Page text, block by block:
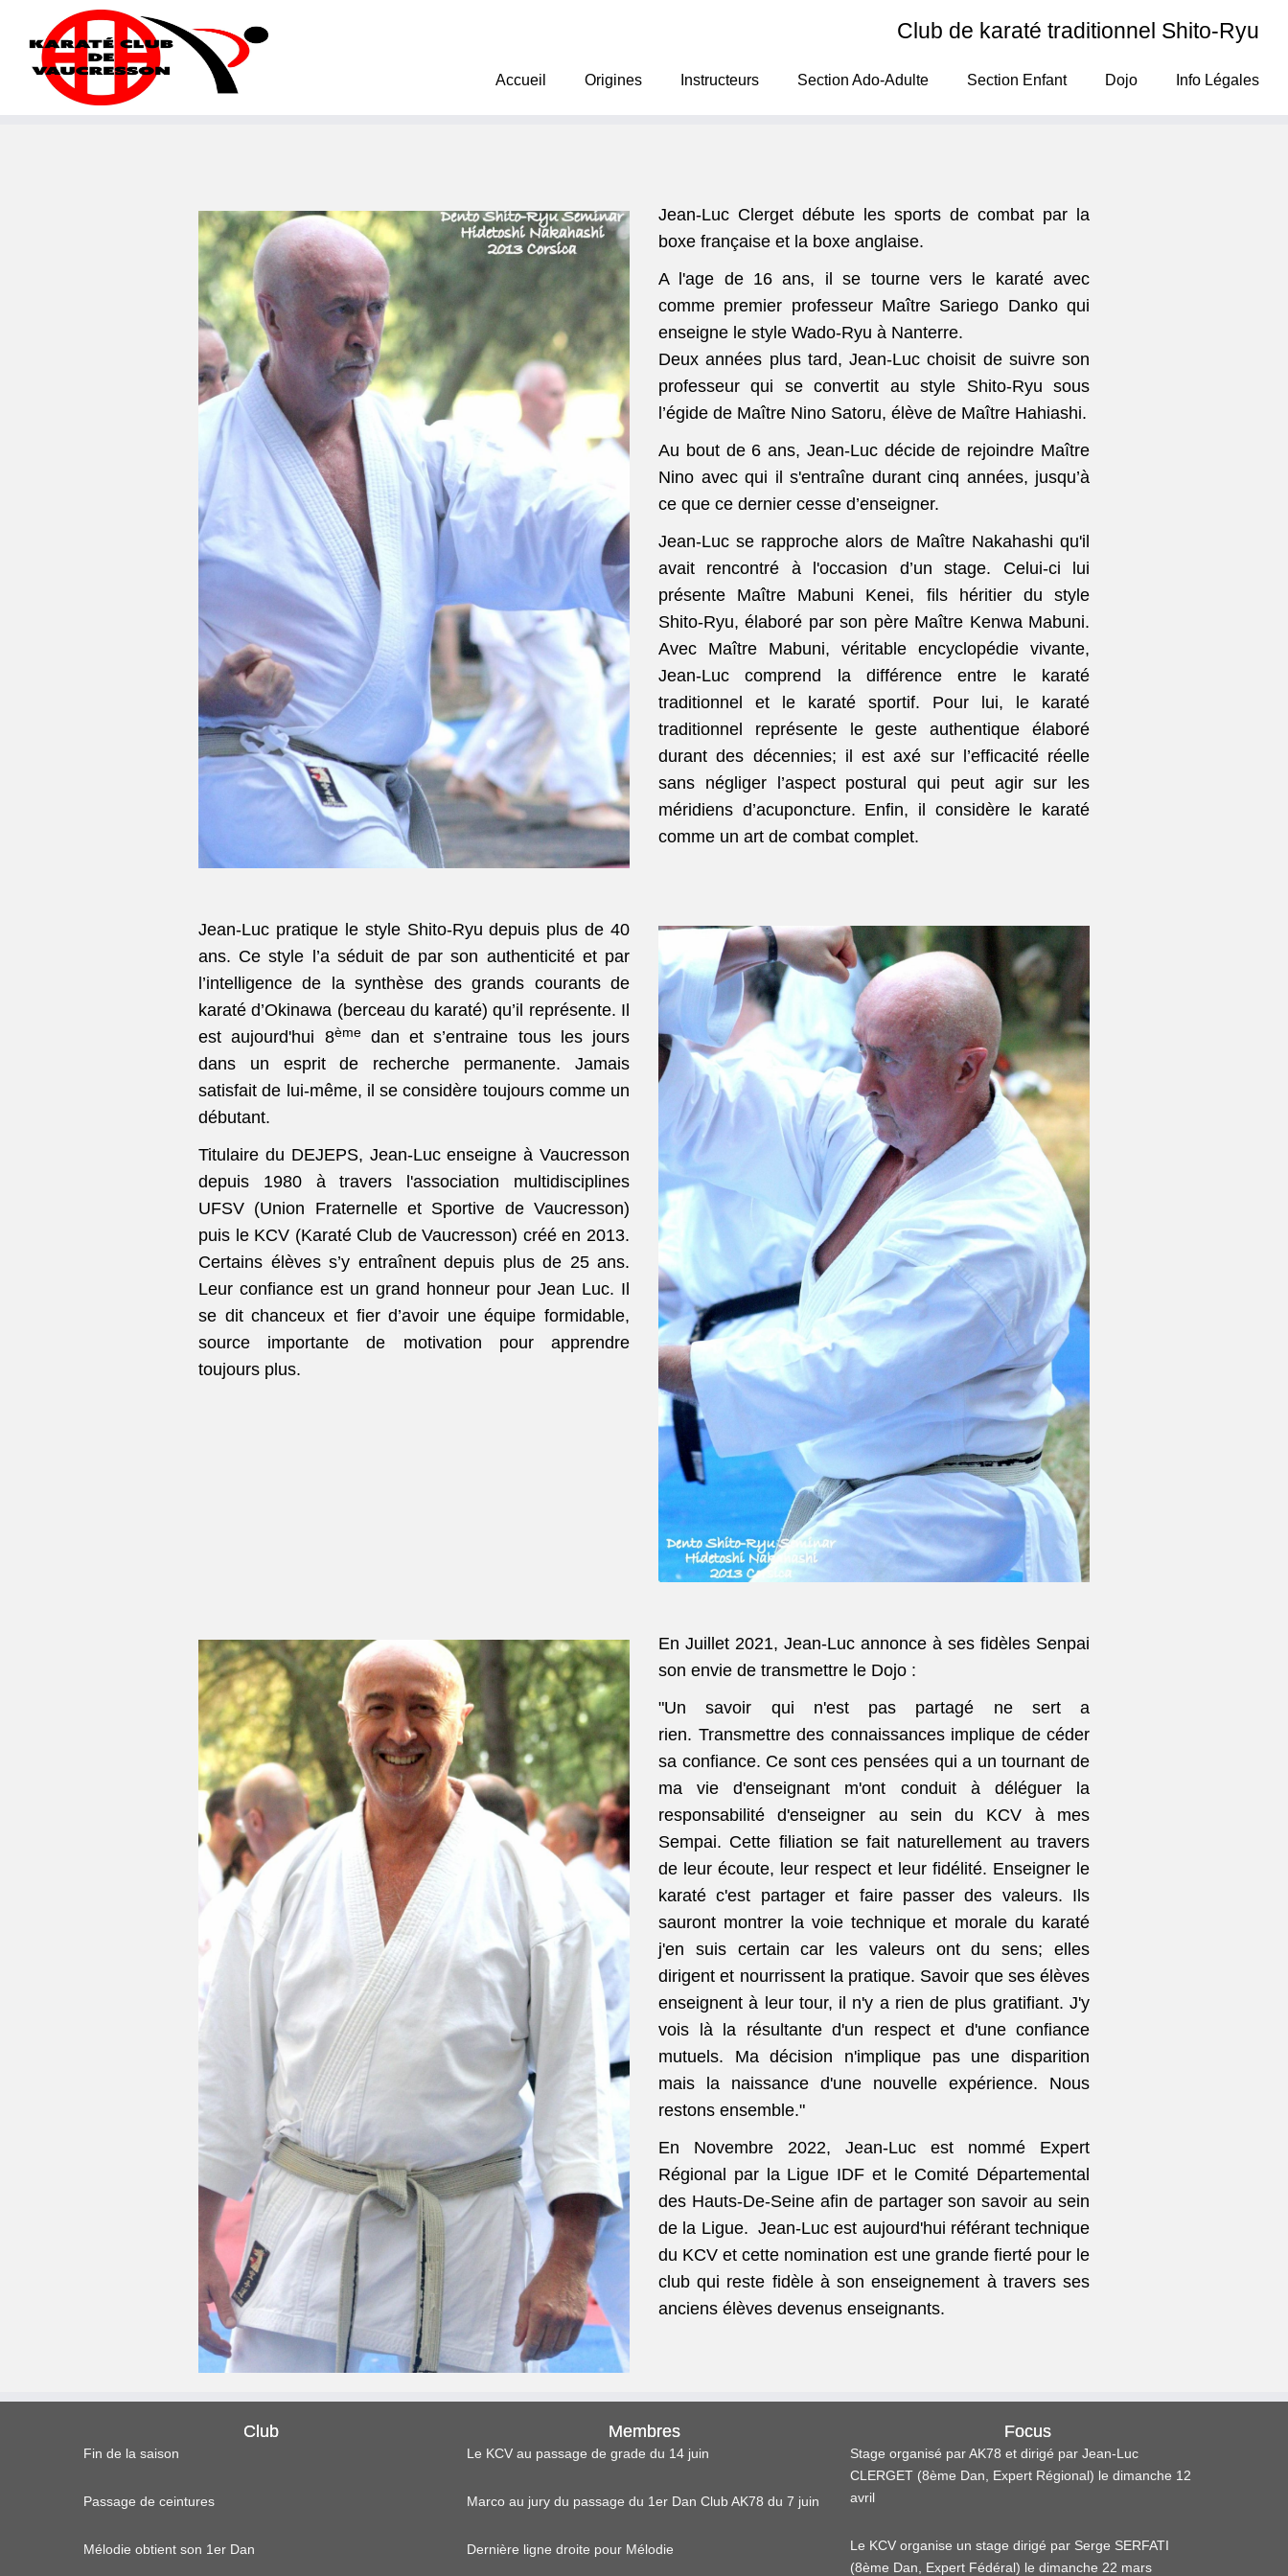
Club de karaté traditionnel Shito-Ryu
Accueil Origines Instructeurs Section Ado-Adulte Section Enfant Dojo Info Légales
Jean-Luc Clerget débute les sports de combat par la
boxe française et la boxe anglaise.
A l'age de 16 ans, il se tourne vers le karaté avec
comme premier professeur Maître Sariego Danko qui
enseigne le style Wado-Ryu à Nanterre.
Deux années plus tard, Jean-Luc choisit de suivre son
professeur qui se convertit au style Shito-Ryu sous
l’égide de Maître Nino Satoru, élève de Maître Hahiashi.
Au bout de 6 ans, Jean-Luc décide de rejoindre Maître
Nino avec qui il s'entraîne durant cinq années, jusqu’à
ce que ce dernier cesse d’enseigner.
Jean-Luc se rapproche alors de Maître Nakahashi qu'il
avait rencontré à l'occasion d’un stage. Celui-ci lui
présente Maître Mabuni Kenei, fils héritier du style
Shito-Ryu, élaboré par son père Maître Kenwa Mabuni.
Avec Maître Mabuni, véritable encyclopédie vivante,
Jean-Luc comprend la différence entre le karaté
traditionnel et le karaté sportif. Pour lui, le karaté
traditionnel représente le geste authentique élaboré
durant des décennies; il est axé sur l’efficacité réelle
sans négliger l’aspect postural qui peut agir sur les
méridiens d’acuponcture. Enfin, il considère le karaté
comme un art de combat complet.
Jean-Luc pratique le style Shito-Ryu depuis plus de 40
ans. Ce style l’a séduit de par son authenticité et par
l’intelligence de la synthèse des grands courants de
karaté d’Okinawa (berceau du karaté) qu’il représente. Il
est aujourd'hui 8èmedan et s’entraine tous les jours
dans un esprit de recherche permanente. Jamais
satisfait de lui-même, il se considère toujours comme un
débutant.
Titulaire du DEJEPS, Jean-Luc enseigne à Vaucresson
depuis 1980 à travers l'association multidisciplines
UFSV (Union Fraternelle et Sportive de Vaucresson)
puis le KCV (Karaté Club de Vaucresson) créé en 2013.
Certains élèves s’y entraînent depuis plus de 25 ans.
Leur confiance est un grand honneur pour Jean Luc. Il
se dit chanceux et fier d’avoir une équipe formidable,
source importante de motivation pour apprendre
toujours plus.
En Juillet 2021, Jean-Luc annonce à ses fidèles Senpai
son envie de transmettre le Dojo :
"Un savoir qui n'est pas partagé ne sert a
rien. Transmettre des connaissances implique de céder
sa confiance. Ce sont ces pensées qui a un tournant de
ma vie d'enseignant m'ont conduit à déléguer la
responsabilité d'enseigner au sein du KCV à mes
Sempai. Cette filiation se fait naturellement au travers
de leur écoute, leur respect et leur fidélité. Enseigner le
karaté c'est partager et faire passer des valeurs. Ils
sauront montrer la voie technique et morale du karaté
j'en suis certain car les valeurs ont du sens; elles
dirigent et nourrissent la pratique. Savoir que ses élèves
enseignent à leur tour, il n'y a rien de plus gratifiant. J'y
vois là la résultante d'un respect et d'une confiance
mutuels.
Ma décision n'implique pas une disparition
mais la naissance d'une nouvelle expérience. Nous
restons ensemble."
En Novembre 2022, Jean-Luc est nommé Expert
Régional par la Ligue IDF et le Comité Départemental
des Hauts-De-Seine afin de partager son savoir au sein
de la Ligue. Jean-Luc est aujourd'hui référant technique
du KCV et cette nomination est une grande fierté pour le
club qui reste fidèle à son enseignement à travers ses
anciens élèves devenus enseignants.
Club
Fin de la saison
Passage de ceintures
Mélodie obtient son 1er Dan
Membres
Le KCV au passage de grade du 14 juin
Marco au jury du passage du 1er Dan Club AK78 du 7 juin
Dernière ligne droite pour Mélodie
Focus
Stage organisé par AK78 et dirigé par Jean-Luc
CLERGET (8ème Dan, Expert Régional) le dimanche 12
avril
Le KCV organise un stage dirigé par Serge SERFATI
(8ème Dan, Expert Fédéral) le dimanche 22 mars